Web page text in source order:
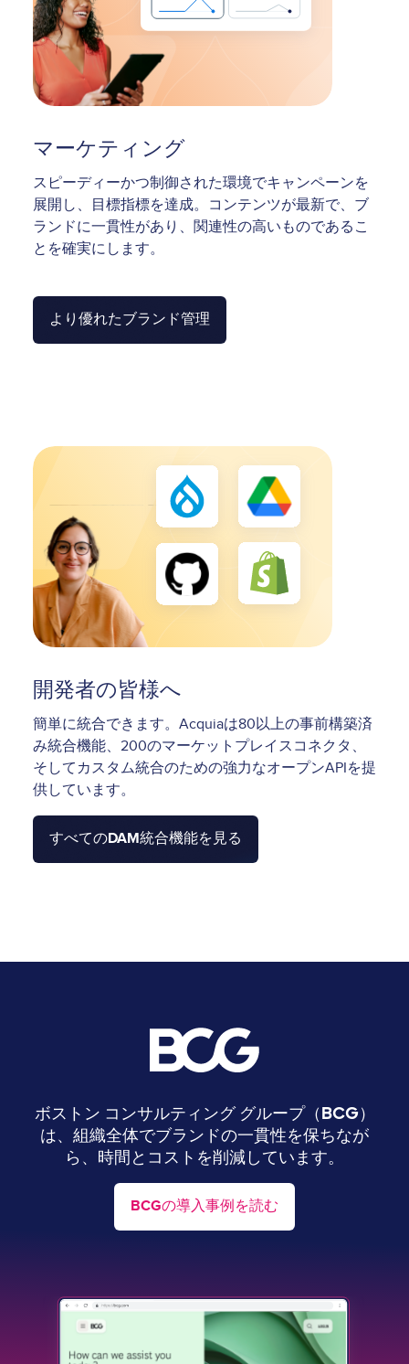
マーケティング
スピーディーかつ制御された環境でキャンペーンを
展開し、目標指標を達成。コンテンツが最新で、ブ
ランドに一貫性があり、関連性の高いものであるこ
とを確実にします。
より優れたブランド管理
Image
開発者の皆様へ
簡単に統合できます。Acquiaは80以上の事前構築済
み統合機能、200のマーケットプレイスコネクタ、
そしてカスタム統合のための強力なオープンAPIを提
供しています。
すべてのDAM統合機能を見る
Image
ボストン コンサルティング グループ（BCG）
は、組織全体でブランドの一貫性を保ちなが
ら、時間とコストを削減しています。
BCGの導入事例を読む